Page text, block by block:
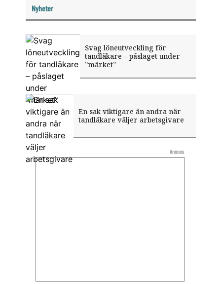
Nyheter
Svag löneutveckling för
tandläkare – påslaget under
”märket”
En sak viktigare än andra när
tandläkare väljer arbetsgivare
Annons